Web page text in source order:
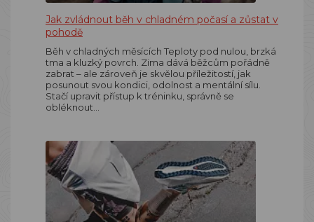
Jak zvládnout běh v chladném počasí a zůstat v
pohodě
Běh v chladných měsících Teploty pod nulou, brzká
tma a kluzký povrch. Zima dává běžcům pořádně
zabrat – ale zároveň je skvělou příležitostí, jak
posunout svou kondici, odolnost a mentální sílu.
Stačí upravit přístup k tréninku, správně se
obléknout…